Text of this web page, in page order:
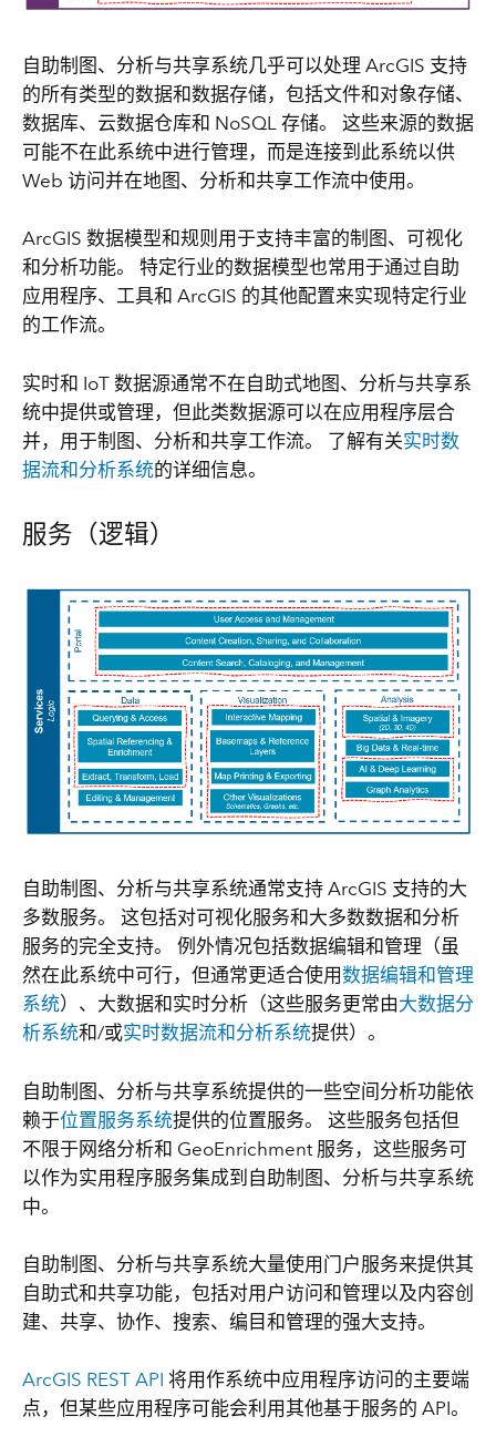
自助制图、分析与共享系统几乎可以处理 ArcGIS 支持
的所有类型的数据和数据存储，包括文件和对象存储、
数据库、云数据仓库和 NoSQL 存储。 这些来源的数据
可能不在此系统中进行管理，而是连接到此系统以供
Web 访问并在地图、分析和共享工作流中使用。
ArcGIS 数据模型和规则用于支持丰富的制图、可视化
和分析功能。 特定行业的数据模型也常用于通过自助
应用程序、工具和 ArcGIS 的其他配置来实现特定行业
的工作流。
实时和 IoT 数据源通常不在自助式地图、分析与共享系
统中提供或管理，但此类数据源可以在应用程序层合
并，用于制图、分析和共享工作流。 了解有关实时数
据流和分析系统的详细信息。
服务（逻辑）
自助制图、分析与共享系统通常支持 ArcGIS 支持的大
多数服务。 这包括对可视化服务和大多数数据和分析
服务的完全支持。 例外情况包括数据编辑和管理（虽
然在此系统中可行，但通常更适合使用数据编辑和管理
系统）、大数据和实时分析（这些服务更常由大数据分
析系统和/或实时数据流和分析系统提供）。
自助制图、分析与共享系统提供的一些空间分析功能依
赖于位置服务系统提供的位置服务。 这些服务包括但
不限于网络分析和 GeoEnrichment 服务，这些服务可
以作为实用程序服务集成到自助制图、分析与共享系统
中。
自助制图、分析与共享系统大量使用门户服务来提供其
自助式和共享功能，包括对用户访问和管理以及内容创
建、共享、协作、搜索、编目和管理的强大支持。
ArcGIS REST API 将用作系统中应用程序访问的主要端
点，但某些应用程序可能会利用其他基于服务的 API。